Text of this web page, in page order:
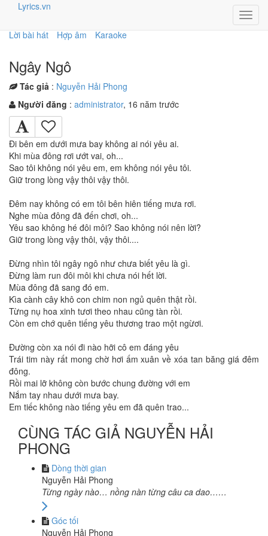
Lyrics.vn
Lời bài hát Hợp âm Karaoke
Ngây Ngô
Tác giả : Nguyễn Hải Phong
Người đăng : administrator, 16 năm trước
Đi bên em dưới mưa bay không ai nói yêu ai.
Khi mùa đông rơi ướt vai, oh...
Sao tôi không nói yêu em, em không nói yêu tôi.
Giữ trong lòng vậy thôi vậy thôi.
Đêm nay không có em tôi bên hiên tiếng mưa rơi.
Nghe mùa đông đã đến chơi, oh...
Yêu sao không hé đôi môi? Sao không nói nên lời?
Giữ trong lòng vậy thôi, vậy thôi....
Đừng nhìn tôi ngây ngô như chưa biết yêu là gì.
Đừng làm run đôi môi khi chưa nói hết lời.
Mùa đông đã sang đó em.
Kìa cành cây khô con chim non ngủ quên thật rồi.
Từng nụ hoa xinh tươi theo nhau cũng tàn rồi.
Còn em chớ quên tiếng yêu thương trao một ngừơi.
Đường còn xa nói đi nào hỡi cô em đáng yêu
Trái tim này rất mong chờ hơi ấm xuân về xóa tan băng giá đêm
đông.
Rồi mai lỡ không còn bước chung đường với em
Nắm tay nhau dưới mưa bay.
Em tiếc không nào tiếng yêu em đã quên trao...
CÙNG TÁC GIẢ NGUYỄN HẢI
PHONG
Dòng thời gian
Nguyễn Hải Phong
Từng ngày nào… nồng nàn từng câu ca dao……
Góc tối
Nguyễn Hải Phong